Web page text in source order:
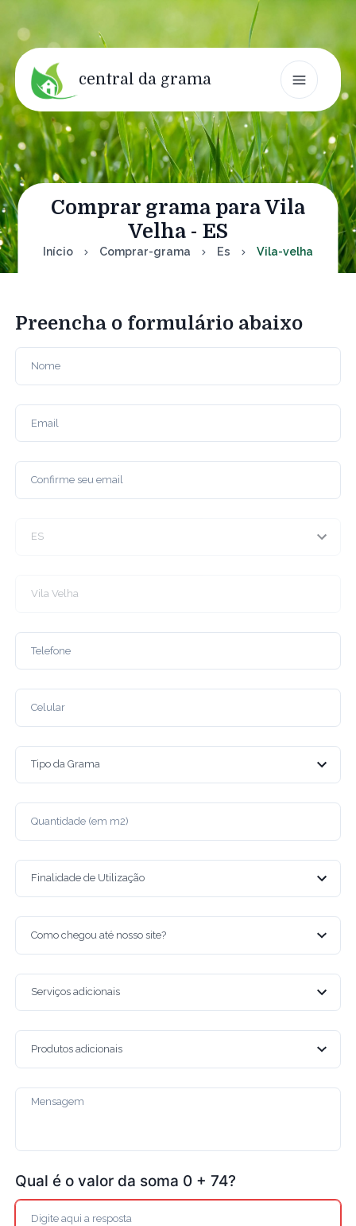
central da grama
Comprar grama para Vila
Velha - ES
Início Comprar-grama Es Vila-velha
Preencha o formulário abaixo
Qual é o valor da soma 0 + 74?